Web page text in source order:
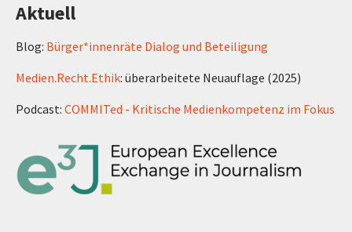
Aktuell
Blog: Bürger*innenräte Dialog und Beteiligung
Medien.Recht.Ethik: überarbeitete Neuauflage (2025)
Podcast: COMMITed - Kritische Medienkompetenz im Fokus